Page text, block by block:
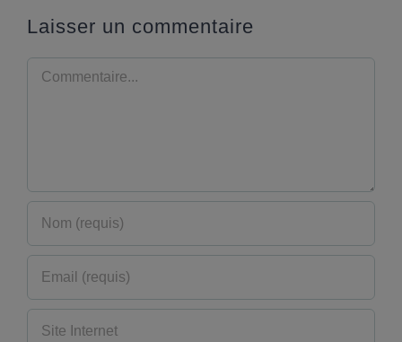
Laisser un commentaire
Commentaire